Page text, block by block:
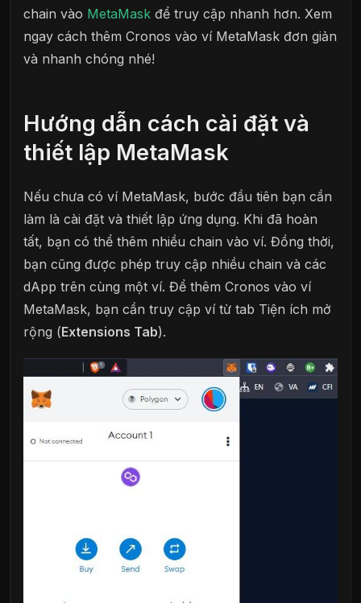
chain vào MetaMask để truy cập nhanh hơn. Xem
ngay cách thêm Cronos vào ví MetaMask đơn giản
và nhanh chóng nhé!
Hướng dẫn cách cài đặt và
thiết lập MetaMask
Nếu chưa có ví MetaMask, bước đầu tiên bạn cần
làm là cài đặt và thiết lập ứng dụng. Khi đã hoàn
tất, bạn có thể thêm nhiều chain vào ví. Đồng thời,
bạn cũng được phép truy cập nhiều chain và các
dApp trên cùng một ví. Để thêm Cronos vào ví
MetaMask, bạn cần truy cập ví từ tab Tiện ích mở
rộng (Extensions Tab).